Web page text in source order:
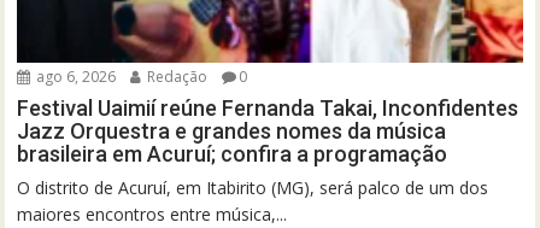
ago 6, 2026 Redação 0
Festival Uaimií reúne Fernanda Takai, Inconfidentes
Jazz Orquestra e grandes nomes da música
brasileira em Acuruí; confira a programação
O distrito de Acuruí, em Itabirito (MG), será palco de um dos
maiores encontros entre música,...